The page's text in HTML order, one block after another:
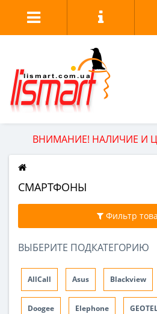
ВНИМАНИЕ! НАЛИЧИЕ И
СМАРТФОНЫ
Фильтр
ВЫБЕРИТЕ ПОДКАТЕГОРИЮ
AllCall Asus Blackview
Doogee Elephone